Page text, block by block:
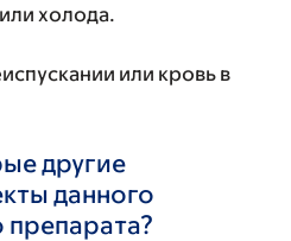
холода.
или кровь в
другие
данного
препарата?